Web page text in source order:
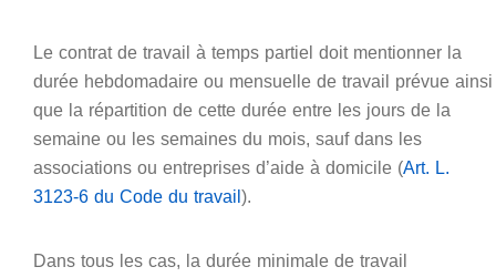
Le contrat de travail à temps partiel doit mentionner la
durée hebdomadaire ou mensuelle de travail prévue ainsi
que la répartition de cette durée entre les jours de la
semaine ou les semaines du mois, sauf dans les
associations ou entreprises d’aide à domicile (Art. L.
3123-6 du Code du travail).
Dans tous les cas, la durée minimale de travail